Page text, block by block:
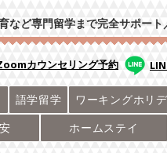
など専門留学まで完全サポート
カウンセリング予約
語学留学 ワーキングホリ
ホームステイ